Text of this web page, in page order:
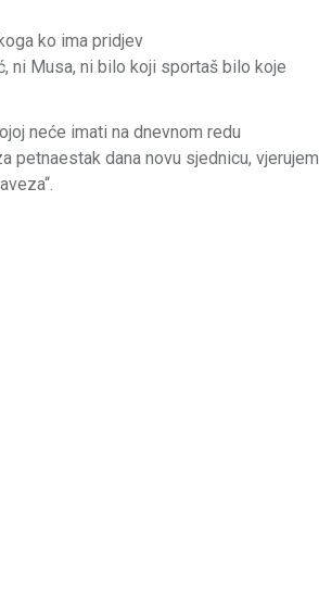
ko ima pridjev
ni Musa, ni bilo koji sportaš bilo koje
neće imati na dnevnom redu
petnaestak dana novu sjednicu, vjerujem